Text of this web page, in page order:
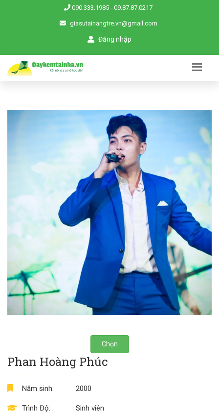
090.333.1985 - 09.87.87.0217
giasutainangtre.vn@gmail.com
Đăng nhập
Chọn
Phan Hoàng Phúc
Năm sinh:
Trình Độ:
2000
Sinh viên